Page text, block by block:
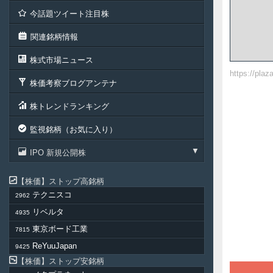
今話題ツイート注目株
関連銘柄情報
株式市場ニュース
株価考察ブログアンテナ
株トレンドランキング
監視銘柄（お気に入り）
IPO 新規公開株
株価 ストップ高銘柄
2962 テクニスコ
4935 リベルタ
7815 東京ボード工業
9425
ReYuuJapan
株価
ストップ安銘柄
https://